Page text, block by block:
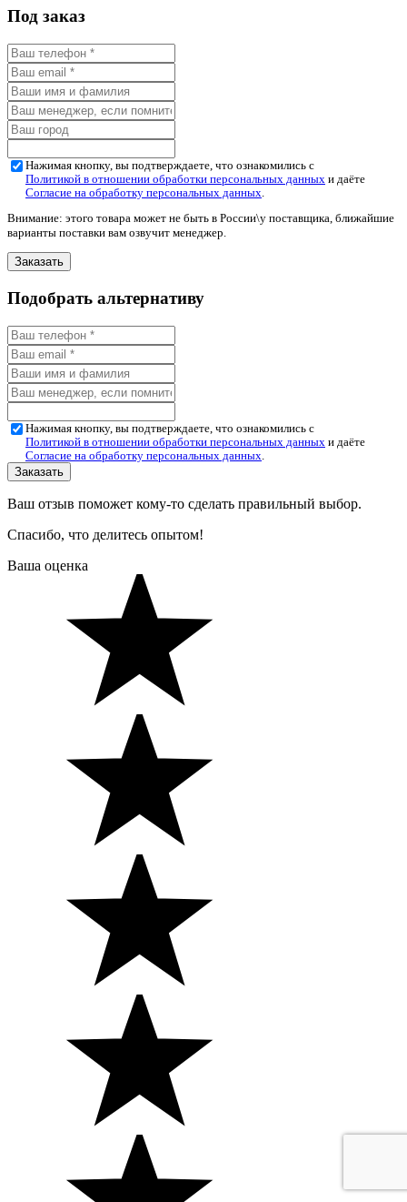
Под заказ
Нажимая кнопку, вы подтверждаете, что ознакомились с
Политикой в отношении обработки персональных данных и даёте
Согласие на обработку персональных данных.
Внимание: этого товара может не быть в России\у поставщика, ближайшие
варианты поставки вам озвучит менеджер.
Подобрать альтернативу
Нажимая кнопку, вы подтверждаете, что ознакомились с
Политикой в отношении обработки персональных данных и даёте
Согласие на обработку персональных данных
Ваш отзыв поможет кому-то сделать правильный выбор.
Спасибо, что делитесь опытом!
Ваша оценка